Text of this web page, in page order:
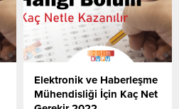
Elektronik ve Haberleşme
Mühendisliği İçin Kaç Net